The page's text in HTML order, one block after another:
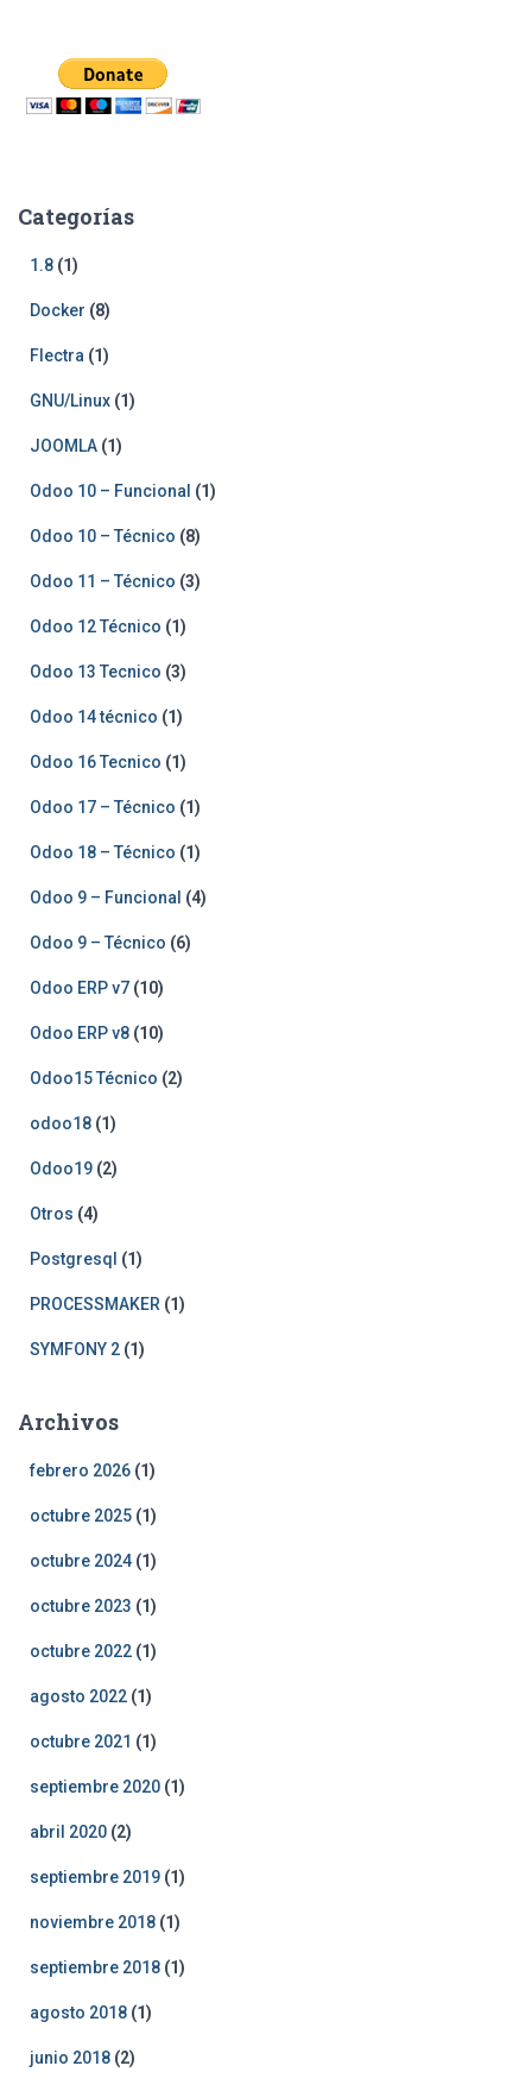
Categorías
1.8 (1)
Docker (8)
Flectra (1)
GNU/Linux (1)
JOOMLA (1)
Odoo 10 – Funcional (1)
Odoo 10 – Técnico (8)
Odoo 11 – Técnico (3)
Odoo 12 Técnico (1)
Odoo 13 Tecnico (3)
Odoo 14 técnico (1)
Odoo 16 Tecnico (1)
Odoo 17 – Técnico (1)
Odoo 18 – Técnico (1)
Odoo 9 – Funcional (4)
Odoo 9 – Técnico (6)
Odoo ERP v7 (10)
Odoo ERP v8 (10)
Odoo15 Técnico (2)
odoo18 (1)
Odoo19 (2)
Otros (4)
Postgresql (1)
PROCESSMAKER (1)
SYMFONY 2 (1)
Archivos
febrero 2026 (1)
octubre 2025 (1)
octubre 2024 (1)
octubre 2023 (1)
octubre 2022 (1)
agosto 2022 (1)
octubre 2021 (1)
septiembre 2020 (1)
abril 2020 (2)
septiembre 2019 (1)
noviembre 2018 (1)
septiembre 2018 (1)
agosto 2018 (1)
junio 2018 (2)